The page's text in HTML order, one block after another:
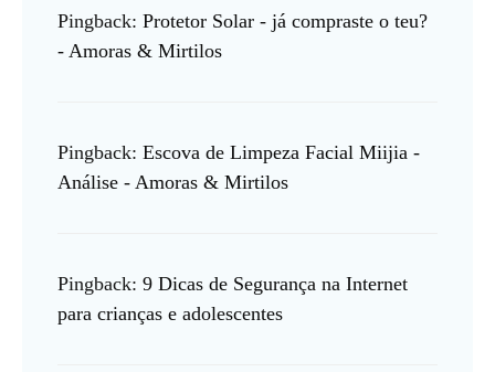
Pingback: Protetor Solar - já compraste o teu?
- Amoras & Mirtilos
Pingback: Escova de Limpeza Facial Miijia -
Análise - Amoras & Mirtilos
Pingback: 9 Dicas de Segurança na Internet
para crianças e adolescentes